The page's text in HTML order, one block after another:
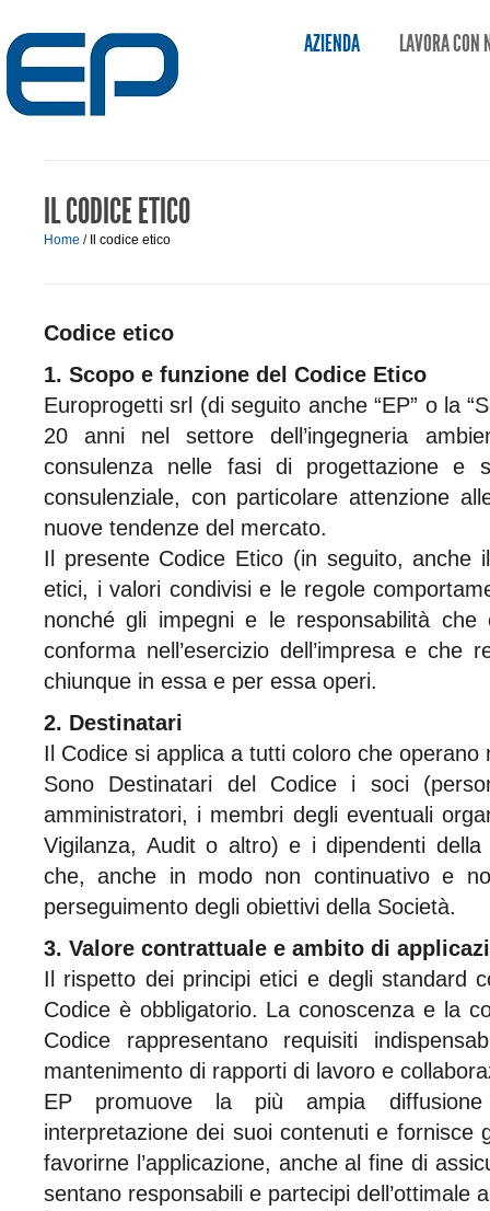
AZIENDA LAVORA CON
IL CODICE ETICO
Home / Il codice etico
Codice etico
1. Scopo e funzione del Codice Etico
Europrogetti srl (di seguito anche “EP” o la
20 anni nel settore dell’ingegneria
consulenza nelle fasi di progettazione e
consulenziale, con particolare attenzione
nuove tendenze del mercato.
Il presente Codice Etico (in seguito, anche
etici, i valori condivisi e le regole
nonché gli impegni e le responsabilità
conforma nell’esercizio dell’impresa e che
chiunque in essa e per essa operi.
2. Destinatari
Il Codice si applica a tutti coloro che operano
Sono Destinatari del Codice i soci
amministratori, i membri degli eventuali
Vigilanza, Audit o altro) e i dipendenti
che, anche in modo non continuativo e
perseguimento degli obiettivi della Società.
3. Valore contrattuale e ambito di
Il rispetto dei principi etici e degli standard
Codice è obbligatorio. La conoscenza e la
Codice rappresentano requisiti
mantenimento di rapporti di lavoro e
EP promuove la più ampia
interpretazione dei suoi contenuti e fornisce
favorirne l’applicazione, anche al fine di
sentano responsabili e partecipi dell’ottimale